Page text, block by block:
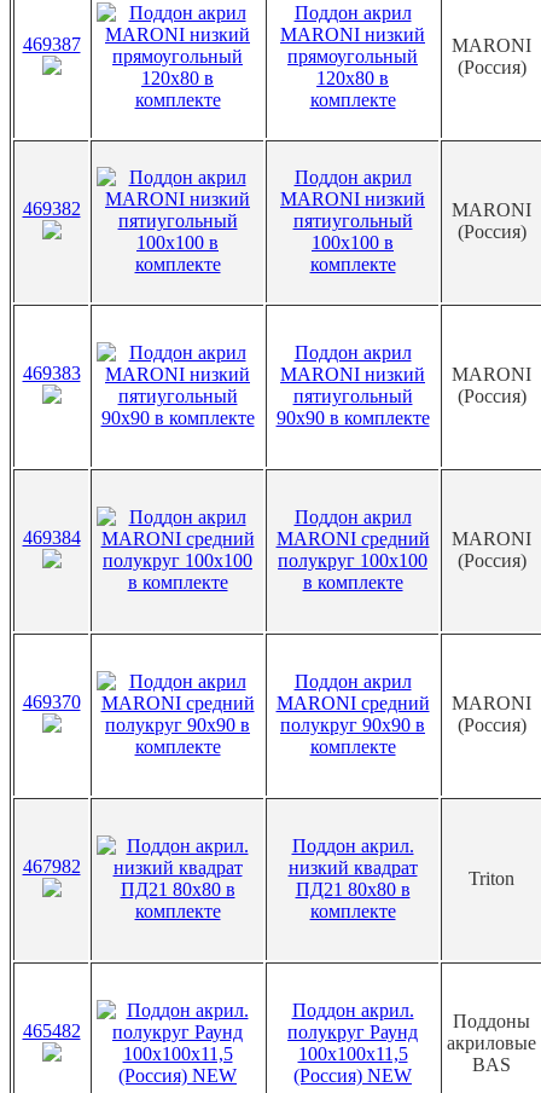
469387
Поддон акрил
MARONI низкий
прямоугольный
120х80 в
комплекте
MARONI
(Россия)
469382
Поддон акрил
MARONI низкий
пятиугольный
100х100 в
комплекте
MARONI
(Россия)
469383
Поддон акрил
MARONI низкий
пятиугольный
90х90 в комплекте
MARONI
(Россия)
469384
Поддон акрил
MARONI средний
полукруг 100х100
в комплекте
MARONI
(Россия)
469370
Поддон акрил
MARONI средний
полукруг 90х90 в
комплекте
MARONI
(Россия)
467982
Поддон акрил.
низкий квадрат
ПД21 80х80 в
комплекте
Triton
465482
Поддон акрил.
полукруг Раунд
100х100х11,5
(Россия) NEW
Поддоны
акриловые
BAS